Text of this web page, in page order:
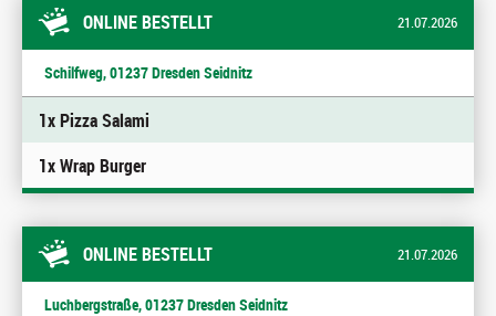
ONLINE BESTELLT 21.07.2026
Schilfweg, 01237 Dresden Seidnitz
1x Pizza Salami
1x Wrap Burger
ONLINE BESTELLT 21.07.2026
Luchbergstraße, 01237 Dresden Seidnitz